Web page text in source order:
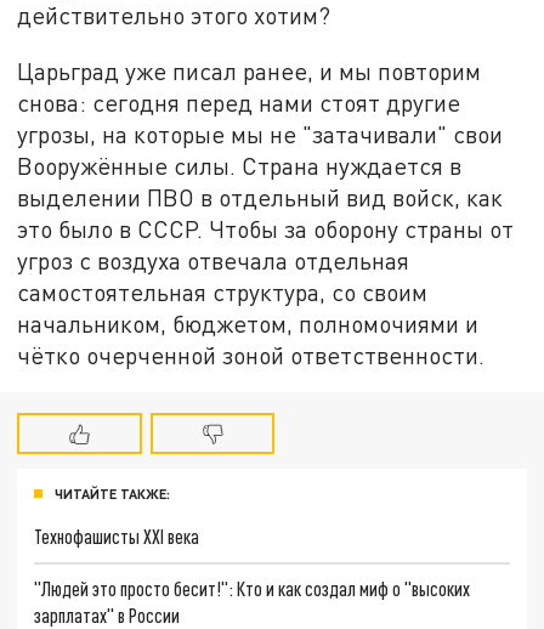
действительно этого хотим?
Царьград уже писал ранее, и мы повторим
снова: сегодня перед нами стоят другие
угрозы, на которые мы не "затачивали" свои
Вооружённые силы. Страна нуждается в
выделении ПВО в отдельный вид войск, как
это было в СССР. Чтобы за оборону страны от
угроз с воздуха отвечала отдельная
самостоятельная структура, со своим
начальником, бюджетом, полномочиями и
чётко очерченной зоной ответственности.
ЧИТАЙТЕ ТАКЖЕ:
Технофашисты XXI века
"Людей это просто бесит!": Кто и как создал миф о "высоких
зарплатах" в России